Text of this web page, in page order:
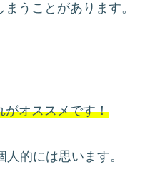
うことがあります。
がオススメです！
的には思います。